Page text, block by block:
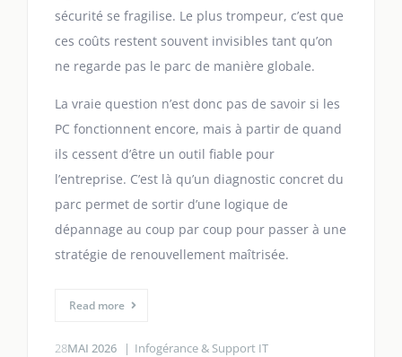
sécurité se fragilise. Le plus trompeur, c’est que
ces coûts restent souvent invisibles tant qu’on
ne regarde pas le parc de manière globale.
La vraie question n’est donc pas de savoir si les
PC fonctionnent encore, mais à partir de quand
ils cessent d’être un outil fiable pour
l’entreprise. C’est là qu’un diagnostic concret du
parc permet de sortir d’une logique de
dépannage au coup par coup pour passer à une
stratégie de renouvellement maîtrisée.
Read more
28MAI 2026 Infogérance & Support IT